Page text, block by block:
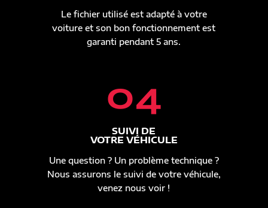
Le fichier utilisé est adapté à votre
voiture et son bon fonctionnement est
garanti pendant 5 ans.
04
SUIVI DE
VOTRE VÉHICULE
Une question ? Un problème technique ?
Nous assurons le suivi de votre véhicule,
venez nous voir !